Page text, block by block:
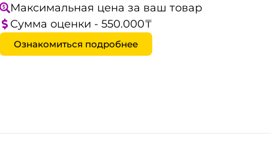
Максимальная цена за ваш товар
Сумма оценки - 550.000₸
Ознакомиться подробнее